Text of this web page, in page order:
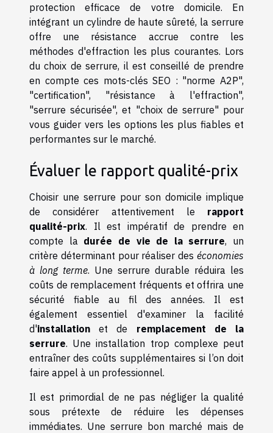
protection efficace de votre domicile. En
intégrant un cylindre de haute sûreté, la serrure
offre une résistance accrue contre les
méthodes d'effraction les plus courantes. Lors
du choix de serrure, il est conseillé de prendre
en compte ces mots-clés SEO : "norme A2P",
"certification", "résistance à l'effraction",
"serrure sécurisée", et "choix de serrure" pour
vous guider vers les options les plus fiables et
performantes sur le marché.
Évaluer le rapport qualité-prix
Choisir une serrure pour son domicile implique
de considérer attentivement le rapport
qualité-prix. Il est impératif de prendre en
compte la durée de vie de la serrure, un
critère déterminant pour réaliser des économies
à long terme. Une serrure durable réduira les
coûts de remplacement fréquents et offrira une
sécurité fiable au fil des années. Il est
également essentiel d'examiner la facilité
d'installation et de remplacement de la
serrure. Une installation trop complexe peut
entraîner des coûts supplémentaires si l’on doit
faire appel à un professionnel.
Il est primordial de ne pas négliger la qualité
sous prétexte de réduire les dépenses
immédiates. Une serrure bon marché mais de